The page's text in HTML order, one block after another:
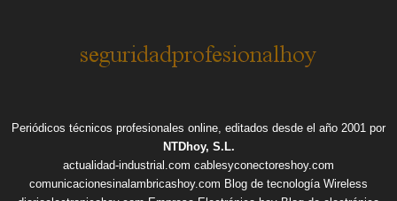
Periódicos técnicos profesionales online, editados desde el año 2001 por
NTDhoy, S.L.
actualidad-industrial.com cablesyconectoreshoy.com
comunicacionesinalambricashoy.com Blog de tecnología Wireless